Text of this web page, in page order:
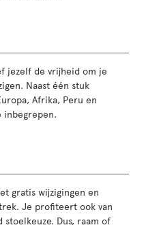
jezelf de vrijheid om je
Naast één stuk
Afrika, Peru en
inbegrepen.
gratis wijzigingen en
Je profiteert ook van
stoelkeuze. Dus, raam of